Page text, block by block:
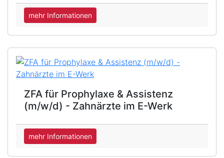
mehr Informationen
ZFA für Prophylaxe & Assistenz
(m/w/d) - Zahnärzte im E-Werk
mehr Informationen